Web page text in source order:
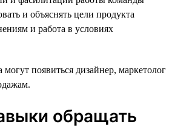
и объяснять цели продукта
и работа в условиях
могут появиться дизайнер, маркетолог
обращать